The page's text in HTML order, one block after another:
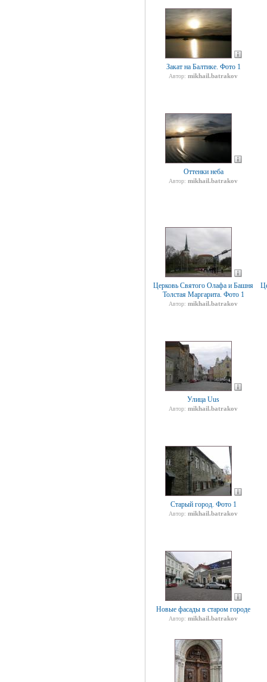
Закат на Балтике. Фото 1
Автор: mikhail.batrakov
Оттенки неба
Автор: mikhail.batrakov
Церковь Святого Олафа и Башня
Толстая Маргарита. Фото 1
Автор: mikhail.batrakov
Улица Uus
Автор: mikhail.batrakov
Старый город. Фото 1
Автор: mikhail.batrakov
Новые фасады в старом городе
Автор: mikhail.batrakov